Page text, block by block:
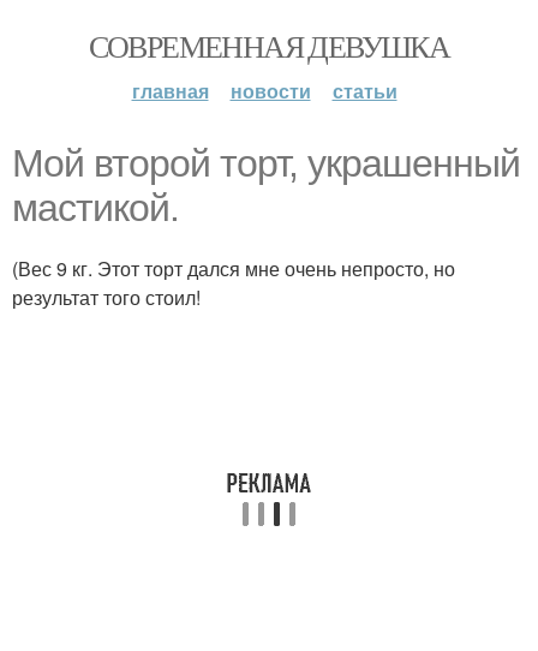
СОВРЕМЕННАЯ ДЕВУШКА
главная новости статьи
Мой второй торт, украшенный
мастикой.
(Вес 9 кг. Этот торт дался мне очень непросто, но
результат того стоил!